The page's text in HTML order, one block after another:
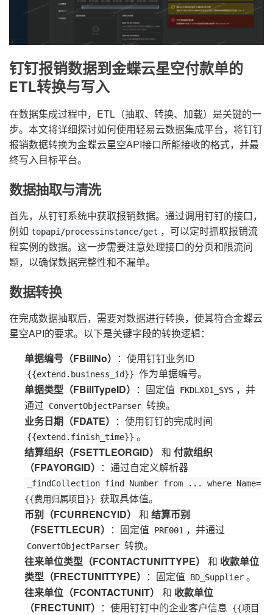
钉钉报销数据到金蝶云星空付款单的
ETL转换与写入
在数据集成过程中，ETL（抽取、转换、加载）是关键的一
步。本文将详细探讨如何使用轻易云数据集成平台，将钉钉
报销数据转换为金蝶云星空API接口所能接收的格式，并最
终写入目标平台。
数据抽取与清洗
首先，从钉钉系统中获取报销数据。通过调用钉钉的接口，
例如 topapi/processinstance/get ，可以定时抓取报销流
程实例的数据。这一步需要注意处理接口的分页和限流问
题，以确保数据完整性和不漏单。
数据转换
在完成数据抽取后，需要对数据进行转换，使其符合金蝶云
星空API的要求。以下是关键字段的转换逻辑：
单据编号（FBillNo） ：使用钉钉业务ID
{{extend.business_id}} 作为单据编号。
单据类型（FBillTypeID） ：固定值 FKDLX01_SYS ，并
通过
ConvertObjectParser 转换。
业务日期（FDATE） ：使用钉钉的完成时间
{{extend.finish_time}} 。
结算组织（FSETTLEORGID）
和 付款组织
（FPAYORGID） ：通过自定义解析器
_findCollection find Number from ... where Name=
{{费用归属项目}} 获取具体值。
币别（FCURRENCYID）
和 结算币别
（FSETTLECUR） ：固定值 PRE001 ，并通过
ConvertObjectParser 转换。
往来单位类型（FCONTACTUNITTYPE）
和 收款单位
类型（FRECTUNITTYPE） ：固定值 BD_Supplier 。
往来单位（FCONTACTUNIT）
和 收款单位
（FRECTUNIT） ：使用钉钉中的企业客户信息
{{项目